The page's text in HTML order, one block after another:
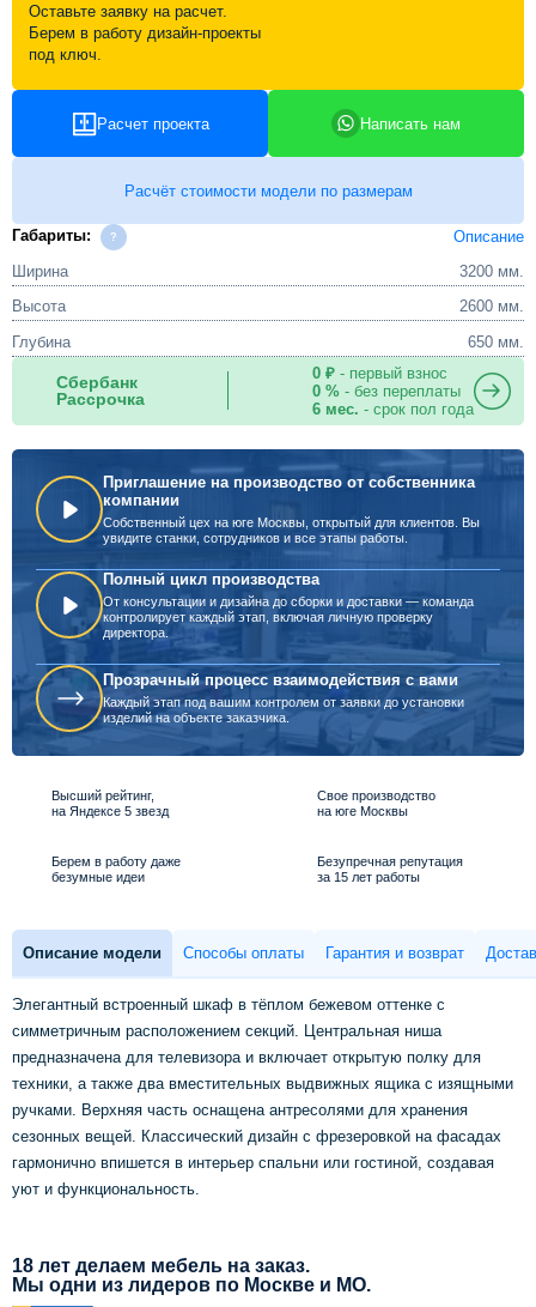
Оставьте заявку на расчет.
Берем в работу дизайн-проекты
под ключ.
Расчет проекта Написать нам
Расчёт стоимости модели по размерам
Габариты:
Описание
Ширина
3200 мм.
Высота
2600 мм.
Глубина
650 мм.
Сбербанк
Рассрочка
0 ₽- первый взнос
0 %- без переплаты
6 мес. - срок пол года
Приглашение на производство от собственника
компании
Собственный цех на юге Москвы, открытый для клиентов. Вы
увидите станки, сотрудников и все этапы работы.
Полный цикл производства
От консультации и дизайна до сборки и доставки — команда
контролирует каждый этап, включая личную проверку
директора.
Прозрачный процесс взаимодействия с вами
Каждый этап под вашим контролем от заявки до установки
изделий на объекте заказчика.
Высший рейтинг,
на Яндексе 5 звезд
Свое производство
на юге Москвы
Берем в работу даже
безумные идеи
Безупречная репутация
за 15 лет работы
Описание модели Способы оплаты Гарантия и возврат
Элегантный встроенный шкаф в тёплом бежевом оттенке с
симметричным расположением секций. Центральная ниша
предназначена для телевизора и включает открытую полку для
техники, а также два вместительных выдвижных ящика с изящными
ручками. Верхняя часть оснащена антресолями для хранения
сезонных вещей. Классический дизайн с фрезеровкой на фасадах
гармонично впишется в интерьер спальни или гостиной, создавая
уют и функциональность.
18 лет делаем мебель на заказ.
Мы одни из лидеров по Москве и МО.